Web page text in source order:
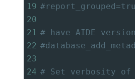
19
20
21 # have AIDE
22
23
24 # Set verbosity of